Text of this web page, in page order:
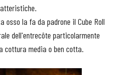
osso la fa da padrone il Cube Roll
dell'entrecôte particolarmente
cottura media o ben cotta.